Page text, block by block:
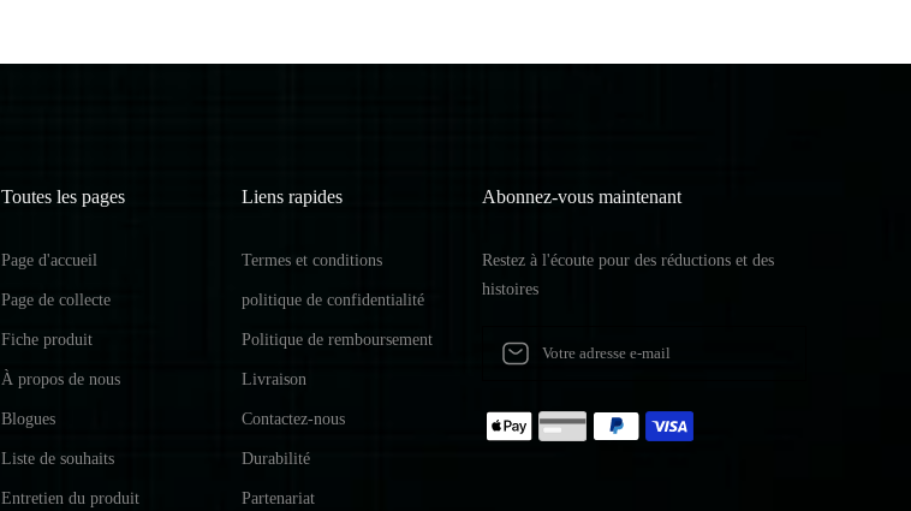
Toutes les pages
Page d'accueil
Page de collecte
Fiche produit
À propos de nous
Blogues
Liste de souhaits
Entretien du produit
Liens rapides
Termes et conditions
politique de confidentialité
Politique de remboursement
Livraison
Contactez-nous
Durabilité
Partenariat
Abonnez-vous maintenant
Restez à l'écoute pour des réductions et des
histoires